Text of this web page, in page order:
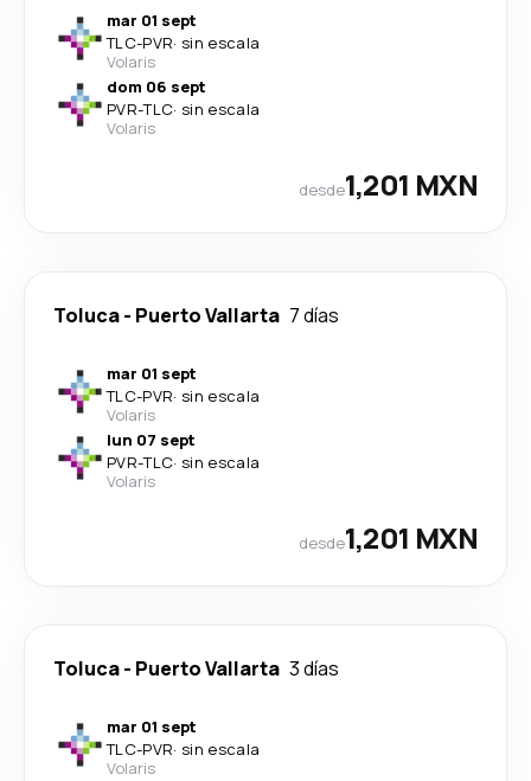
mar 01 sept
TLC-PVR· sin escala
Volaris
dom 06 sept
PVR-TLC· sin escala
Volaris
desde1,201 MXN
Toluca- Puerto Vallarta 7 días
mar 01 sept
TLC-PVR· sin escala
Volaris
lun 07 sept
PVR-TLC· sin escala
Volaris
desde1,201 MXN
Toluca- Puerto Vallarta 3 días
mar 01 sept
TLC-PVR· sin escala
Volaris